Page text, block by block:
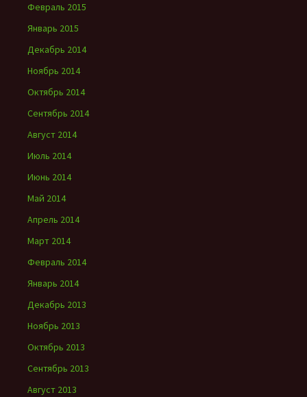
Февраль 2015
Январь 2015
Декабрь 2014
Ноябрь 2014
Октябрь 2014
Сентябрь 2014
Август 2014
Июль 2014
Июнь 2014
Май 2014
Апрель 2014
Март 2014
Февраль 2014
Январь 2014
Декабрь 2013
Ноябрь 2013
Октябрь 2013
Сентябрь 2013
Август 2013